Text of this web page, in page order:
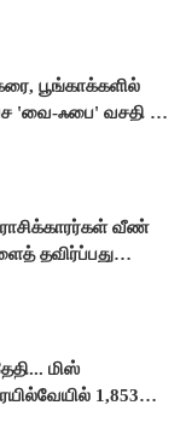
பூங்காக்களில்
'வை-ஃபை' வசதி -
வீண்
தவிர்ப்பது
மிஸ்
1,853